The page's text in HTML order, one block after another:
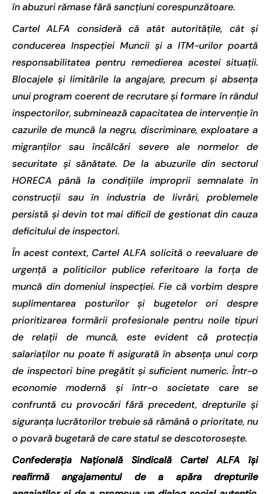
în abuzuri rămase fără sancțiuni corespunzătoare.
Cartel ALFA consideră că atât autoritățile, cât și
conducerea Inspecției Muncii și a ITM-urilor poartă
responsabilitatea pentru remedierea acestei situații.
Blocajele și limitările la angajare, precum și absența
unui program coerent de recrutare și formare în rândul
inspectorilor, subminează capacitatea de intervenție în
cazurile de muncă la negru, discriminare, exploatare a
migranților sau încălcări severe ale normelor de
securitate și sănătate. De la abuzurile din sectorul
HORECA până la condițiile improprii semnalate în
construcții sau în industria de livrări, problemele
persistă și devin tot mai dificil de gestionat din cauza
deficitului de inspectori.
În acest context, Cartel ALFA solicită o reevaluare de
urgență a politicilor publice referitoare la forța de
muncă din domeniul inspecției. Fie că vorbim despre
suplimentarea posturilor și bugetelor ori despre
prioritizarea formării profesionale pentru noile tipuri
de relații de muncă, este evident că protecția
salariaților nu poate fi asigurată în absența unui corp
de inspectori bine pregătit și suficient numeric. Într-o
economie modernă și într-o societate care se
confruntă cu provocări fără precedent, drepturile și
siguranța lucrătorilor trebuie să rămână o prioritate, nu
o povară bugetară de care statul se descotorosește.
Confederația Națională Sindicală Cartel ALFA își
reafirmă angajamentul de a apăra drepturile